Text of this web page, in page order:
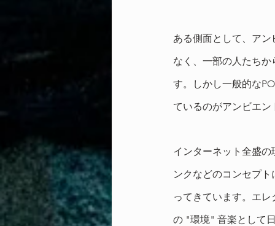
ある側面として、ア
なく、一部の人たち
す。しかし一般的な
ているのがアンビエ
インターネット全盛
ンクなどのコンセプ
ってきています。エ
の "環境" 音楽として